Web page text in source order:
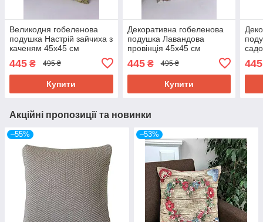
Великодня гобеленова
подушка Настрій зайчиха з
каченям 45х45 см
445 ₴ 495 ₴
Купити
Декоративна гобеленова
подушка Лавандова
провінція 45х45 см
445₴ 495 ₴
Купити
445
Акційні пропозиції та новинки
–55% –53%